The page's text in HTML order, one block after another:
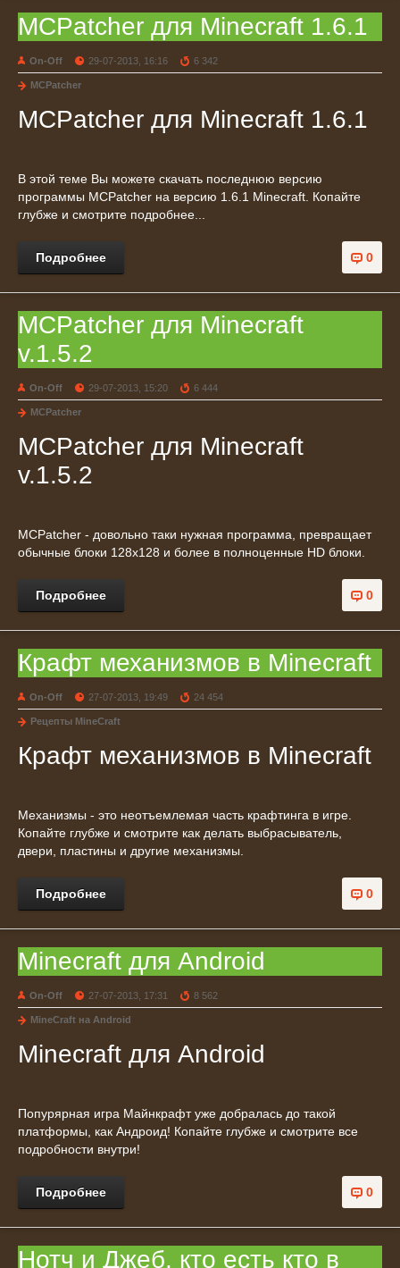
MCPatcher для Minecraft 1.6.1
On-Off 29-07-2013, 16:16 6 342
MCPatcher
MCPatcher для Minecraft 1.6.1
В этой теме Вы можете скачать последнюю версию
программы MCPatcher на версию 1.6.1 Minecraft. Копайте
глубже и смотрите подробнее...
0
Подробнее
MCPatcher для Minecraft
v.1.5.2
On-Off 29-07-2013, 15:20 6 444
MCPatcher
MCPatcher для Minecraft
v.1.5.2
MCPatcher - довольно таки нужная программа, превращает
обычные блоки 128x128 и более в полноценные HD блоки.
0
Подробнее
Крафт механизмов в Minecraft
On-Off 27-07-2013, 19:49 24 454
Рецепты MineCraft
Крафт механизмов в Minecraft
Механизмы - это неотъемлемая часть крафтинга в игре.
Копайте глубже и смотрите как делать выбрасыватель,
двери, пластины и другие механизмы.
0
Подробнее
Minecraft для Android
On-Off 27-07-2013, 17:31 8 562
MineCraft на Android
Minecraft для Android
Попурярная игра Майнкрафт уже добралась до такой
платформы, как Андроид! Копайте глубже и смотрите все
подробности внутри!
0
Подробнее
Нотч и Джеб, кто есть кто в